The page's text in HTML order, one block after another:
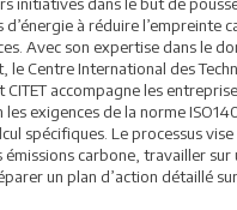
d’énergie à réduire l’empreinte
Avec son expertise dans le
le Centre International des
CITET accompagne les
les exigences de la norme
spécifiques. Le processus
émissions carbone, travailler sur
un plan d’action détaillé